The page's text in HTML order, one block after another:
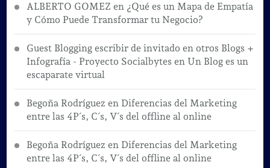
ALBERTO GOMEZ en ¿Qué es un Mapa de Empatía
y Cómo Puede Transformar tu Negocio?
Guest Blogging escribir de invitado en otros Blogs +
Infografía - Proyecto Socialbytes en Un Blog es un
escaparate virtual
Begoña Rodríguez en Diferencias del Marketing
entre las 4P´s, C´s, V´s del offline al online
Begoña Rodríguez en Diferencias del Marketing
entre las 4P´s, C´s, V´s del offline al online